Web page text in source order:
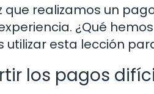
que realizamos un
¿Qué
utilizar esta lección
los pagos